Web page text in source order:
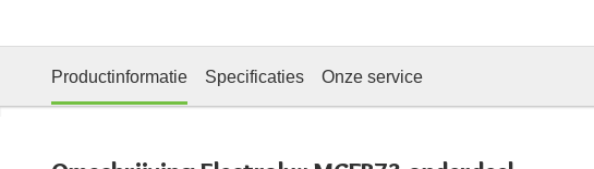
Productinformatie Specificaties Onze service